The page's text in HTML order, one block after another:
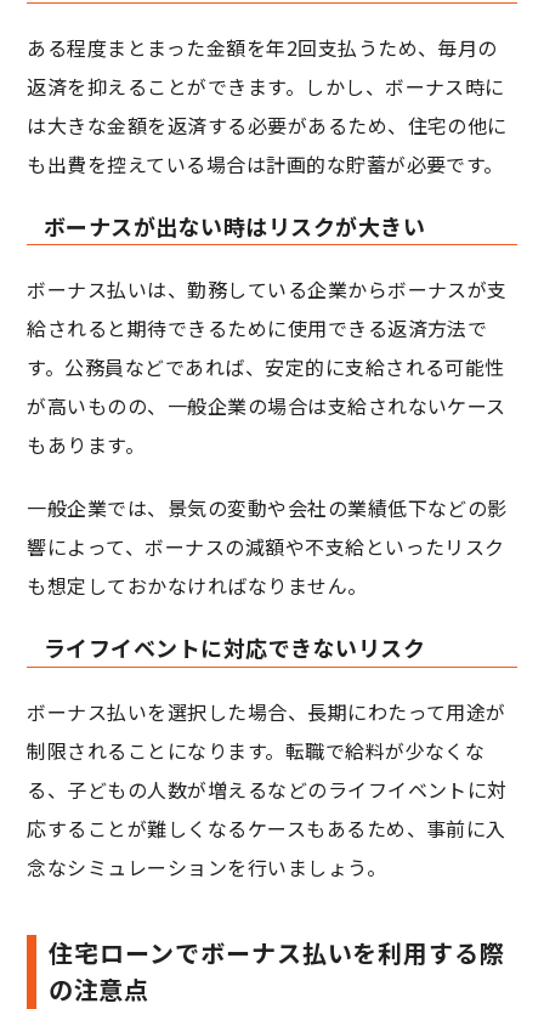
ある程度まとまった金額を年2回支払うため、毎月の
返済を抑えることができます。しかし、ボーナス時に
は大きな金額を返済する必要があるため、住宅の他に
も出費を控えている場合は計画的な貯蓄が必要です。
ボーナスが出ない時はリスクが大きい
ボーナス払いは、勤務している企業からボーナスが支
給されると期待できるために使用できる返済方法で
す。公務員などであれば、安定的に支給される可能性
が高いものの、一般企業の場合は支給されないケース
もあります。
一般企業では、景気の変動や会社の業績低下などの影
響によって、ボーナスの減額や不支給といったリスク
も想定しておかなければなりません。
ライフイベントに対応できないリスク
ボーナス払いを選択した場合、長期にわたって用途が
制限されることになります。転職で給料が少なくな
る、子どもの人数が増えるなどのライフイベントに対
応することが難しくなるケースもあるため、事前に入
念なシミュレーションを行いましょう。
住宅ローンでボーナス払いを利用する際
の注意点